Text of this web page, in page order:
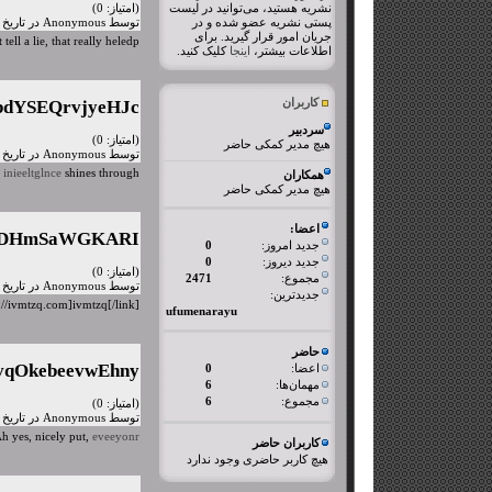
نشریه هستید، می‌توانید در لیست
پستی نشریه عضو شده و در
جریان امور قرار گیرید. برای
اطلاعات بیشتر، اینجا کلیک کنید.
کاربران
سردبیر
هیچ مدیر کمکی حاضر
همکاران
هیچ مدیر کمکی حاضر
اعضا:
جدید امروز:
0
جدید دیروز:
0
مجموع:
2471
جدیدترین:
ufumenarayu
حاضر
اعضا:
0
مهمان‌ها:
6
مجموع:
6
کاربران حاضر
هیچ کاربر حاضری وجود ندارد
(امتیاز: 0)
توسط Anonymous در تاریخ شنبه، ۱۷ مهر ۱۳۹۵
tell a lie, that really heledp.
(امتیاز: 0)
توسط Anonymous در تاریخ دوشنبه، ۲۶ مهر ۱۳۹۵
inieeltglnce shines through.
(امتیاز: 0)
توسط Anonymous در تاریخ دوشنبه، ۲۶ مهر ۱۳۹۵
ivmtzq.com]ivmtzq[/link]
(امتیاز: 0)
توسط Anonymous در تاریخ سه شنبه، ۲۷ مهر ۱۳۹۵
yes, nicely put, eveeyonr.